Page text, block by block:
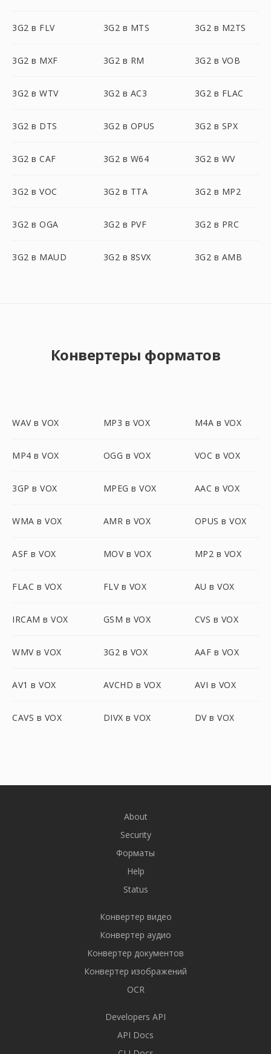
3G2 в FLV 3G2 в MTS 3G2 в M2TS
3G2 в MXF 3G2 в RM 3G2 в VOB
3G2 в WTV 3G2 в AC3 3G2 в FLAC
3G2 в DTS 3G2 в OPUS 3G2 в SPX
3G2 в CAF 3G2 в W64 3G2 в WV
3G2 в VOC 3G2 в TTA 3G2 в MP2
3G2 в OGA 3G2 в PVF 3G2 в PRC
3G2 в MAUD 3G2 в 8SVX 3G2 в AMB
Конвертеры форматов
WAV в VOX MP3 в VOX M4A в VOX
MP4 в VOX OGG в VOX VOC в VOX
3GP в VOX MPEG в VOX AAC в VOX
WMA в VOX AMR в VOX OPUS в VOX
ASF в VOX MOV в VOX MP2 в VOX
FLAC в VOX FLV в VOX AU в VOX
IRCAM в VOX GSM в VOX CVS в VOX
WMV в VOX 3G2 в VOX AAF в VOX
AV1 в VOX AVCHD в VOX AVI в VOX
CAVS в VOX DIVX в VOX DV в VOX
About
Security
Форматы
Help
Status
Конвертер видео
Конвертер аудио
Конвертер документов
Конвертер изображений
OCR
Developers API
API Docs